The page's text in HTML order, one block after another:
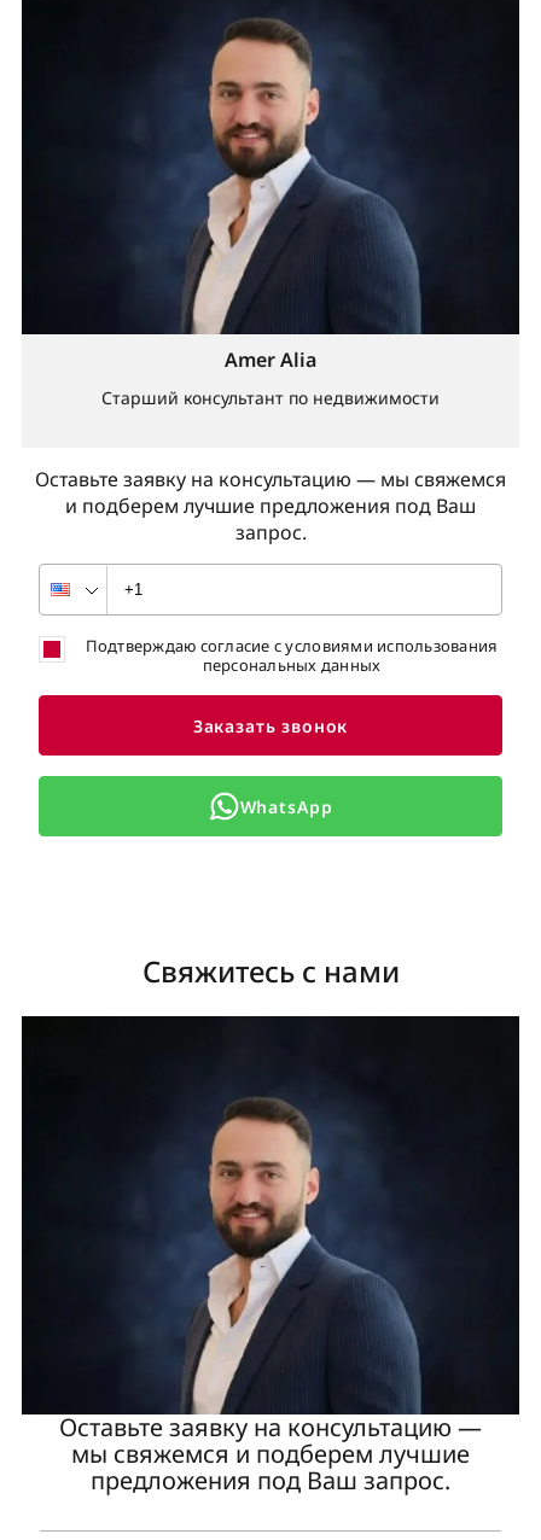
Оставьте заявку на консультацию — мы свяжемся
и подберем лучшие предложения под Ваш
запрос.
Amer Alia
Старший консультант по недвижимости
Подтверждаю согласие с условиями использования
персональных данных
Заказать звонок
WhatsApp
Свяжитесь с нами
Оставьте заявку на консультацию —
мы свяжемся и подберем лучшие
предложения под Ваш запрос.